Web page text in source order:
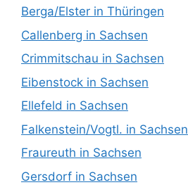
Berga/Elster in Thüringen
Callenberg in Sachsen
Crimmitschau in Sachsen
Eibenstock in Sachsen
Ellefeld in Sachsen
Falkenstein/Vogtl. in Sachsen
Fraureuth in Sachsen
Gersdorf in Sachsen